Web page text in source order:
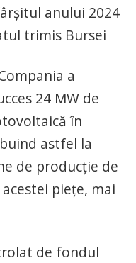
anului 2024
trimis Bursei
a
24 MW de
în
astfel la
de producție de
piețe, mai
de fondul